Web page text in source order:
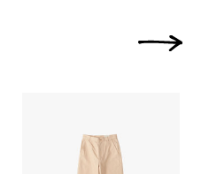
次の画像